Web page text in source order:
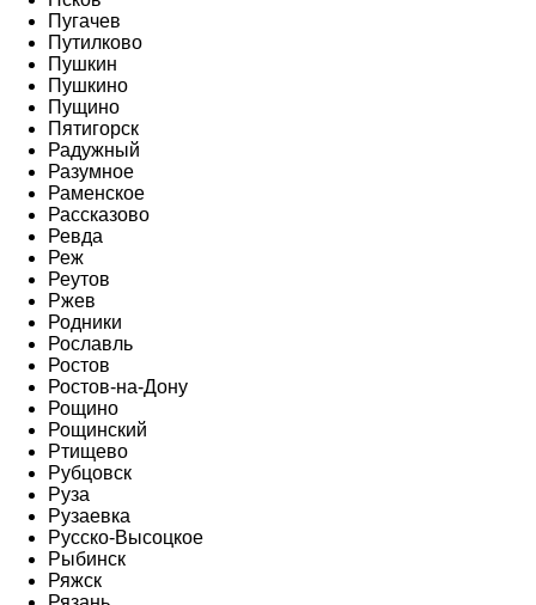
Пугачев
Путилково
Пушкин
Пушкино
Пущино
Пятигорск
Радужный
Разумное
Раменское
Рассказово
Ревда
Реж
Реутов
Ржев
Родники
Рославль
Ростов
Ростов-на-Дону
Рощино
Рощинский
Ртищево
Рубцовск
Руза
Рузаевка
Русско-Высоцкое
Рыбинск
Ряжск